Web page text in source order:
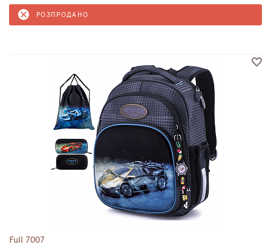
РОЗПРОДАНО
Full 7007